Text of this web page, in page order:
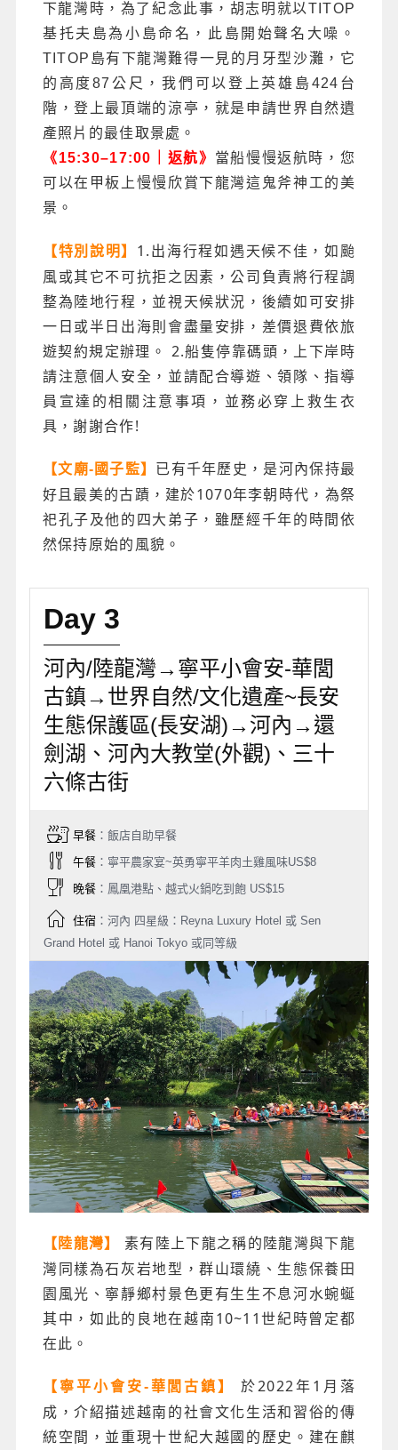
下龍灣時，為了紀念此事，胡志明就以TITOP
基托夫島為小島命名，此島開始聲名大噪。
TITOP島有下龍灣難得一見的月牙型沙灘，它
的高度87公尺，我們可以登上英雄島424台
階，登上最頂端的涼亭，就是申請世界自然遺
產照片的最佳取景處。
《15:30–17:00｜返航》 當船慢慢返航時，您
可以在甲板上慢慢欣賞下龍灣這鬼斧神工的美
景。
【特別說明】 1.出海行程如遇天候不佳，如颱
風或其它不可抗拒之因素，公司負責將行程調
整為陸地行程，並視天候狀況，後續如可安排
一日或半日出海則會盡量安排，差價退費依旅
遊契約規定辦理。 2.船隻停靠碼頭，上下岸時
請注意個人安全，並請配合導遊、領隊、指導
員宣達的相關注意事項，並務必穿上救生衣
具，謝謝合作!
【文廟-國子監】 已有千年歷史，是河內保持最
好且最美的古蹟，建於1070年李朝時代，為祭
祀孔子及他的四大弟子，雖歷經千年的時間依
然保持原始的風貌。
Day 3
河內/陸龍灣→寧平小會安-華閭
古鎮→世界自然/文化遺產~長安
生態保護區(長安湖)→河內→還
劍湖、河內大教堂(外觀)、三十
六條古街
早餐：飯店自助早餐
午餐：寧平農家宴~英勇寧平羊肉土雞風味US$8
晚餐：鳳凰港點、越式火鍋吃到飽 US$15
住宿：河內 四星級：Reyna Luxury Hotel 或 Sen
Grand Hotel 或 Hanoi Tokyo 或同等級
【陸龍灣】
素有陸上下龍之稱的陸龍灣與下龍
灣同樣為石灰岩地型，群山環繞、生態保養田
園風光、寧靜鄉村景色更有生生不息河水蜿蜒
其中，如此的良地在越南10~11世紀時曾定都
在此。
【寧平小會安-華閭古鎮】
於2022年1月落
成，介紹描述越南的社會文化生活和習俗的傳
統空間，並重現十世紀大越國的歷史。建在麒